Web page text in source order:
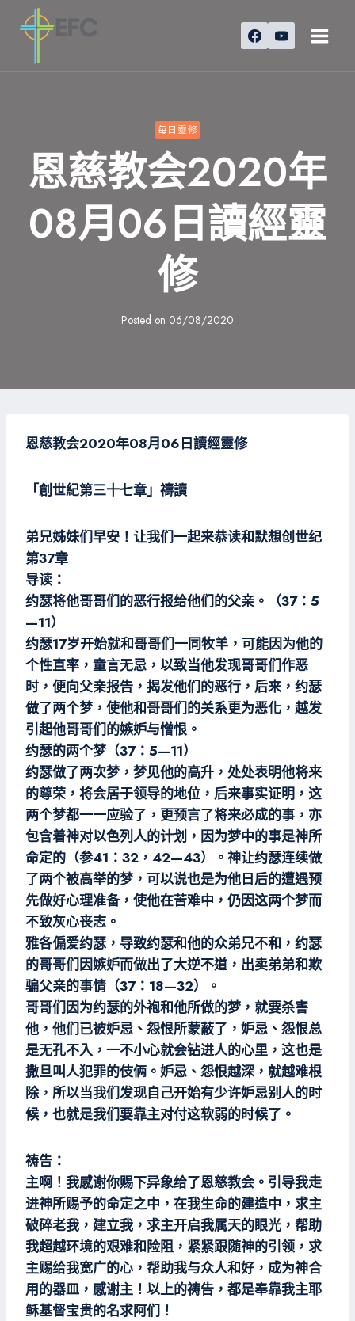
每日靈修
恩慈教会2020年
08月06日讀經靈
修
Posted on 06/08/2020
恩慈教会2020年08月06日讀經靈修
「創世紀第三十七章」禱讀
弟兄姊妹们早安！ 让我们一起来恭读和默想创世纪
第37章
导读：
约瑟将他哥哥们的恶行报给他们的父亲。（37：5
—11）
约瑟17岁开始就和哥哥们一同牧羊，可能因为他的
个性直率，童言无忌，以致当他发现哥哥们作恶
时，便向父亲报告，揭发他们的恶行，后来，约瑟
做了两个梦，使他和哥哥们的关系更为恶化，越发
引起他哥哥们的嫉妒与憎恨。
约瑟的两个梦（37：5—11）
约瑟做了两次梦，梦见他的高升，处处表明他将来
的尊荣，将会居于领导的地位，后来事实证明，这
两个梦都一一应验了，更预言了将来必成的事，亦
包含着神对以色列人的计划，因为梦中的事是神所
命定的（参41：32，42—43）。神让约瑟连续做
了两个被高举的梦，可以说也是为他日后的遭遇预
先做好心理准备，使他在苦难中，仍因这两个梦而
不致灰心丧志。
雅各偏爱约瑟，导致约瑟和他的众弟兄不和，约瑟
的哥哥们因嫉妒而做出了大逆不道，出卖弟弟和欺
骗父亲的事情（37：18—32）。
哥哥们因为约瑟的外袍和他所做的梦，就要杀害
他，他们已被妒忌、怨恨所蒙蔽了，妒忌、怨恨总
是无孔不入，一不小心就会钻进人的心里，这也是
撒旦叫人犯罪的伎俩。妒忌、怨恨越深，就越难根
除，所以当我们发现自己开始有少许妒忌别人的时
候，也就是我们要靠主对付这软弱的时候了。
祷告：
主啊！我感谢你赐下异象给了恩慈教会。引导我走
进神所赐予的命定之中，在我生命的建造中，求主
破碎老我，建立我，求主开启我属天的眼光，帮助
我超越环境的艰难和险阻，紧紧跟随神的引领，求
主赐给我宽广的心，帮助我与众人和好，成为神合
用的器皿，感谢主！以上的祷告，都是奉靠我主耶
稣基督宝贵的名求阿们！